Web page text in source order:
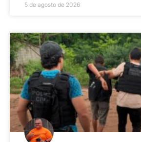
5 de agosto de 2026